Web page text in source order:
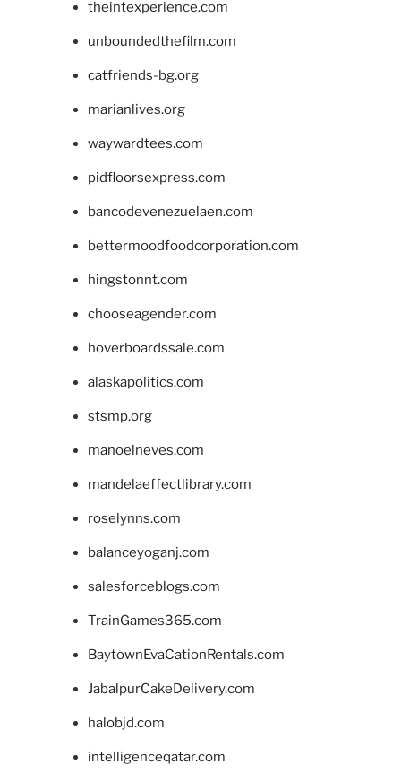
theintexperience.com
unboundedthefilm.com
catfriends-bg.org
marianlives.org
waywardtees.com
pidfloorsexpress.com
bancodevenezuelaen.com
bettermoodfoodcorporation.com
hingstonnt.com
chooseagender.com
hoverboardssale.com
alaskapolitics.com
stsmp.org
manoelneves.com
mandelaeffectlibrary.com
roselynns.com
balanceyoganj.com
salesforceblogs.com
TrainGames365.com
BaytownEvaCationRentals.com
JabalpurCakeDelivery.com
halobjd.com
intelligenceqatar.com